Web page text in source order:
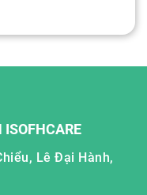
Lê Đại Hành,